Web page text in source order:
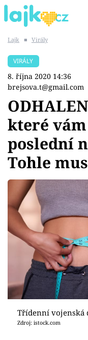
SHOPAHOLICADEL
Témata
Showbyznys
Youtubeři
Virály
Sex a vztahy
Videa
Sledujte
Přihlášení
Lajk ■ Virály
VIRÁLY
8. října 2020 14:36
brejsova.t@gmail.com
které
poslední
Tohle
Třídenní vojenská
Zdroj: istock.com